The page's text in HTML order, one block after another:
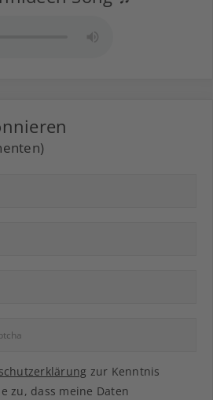
zur Kenntnis
zu, dass meine Daten